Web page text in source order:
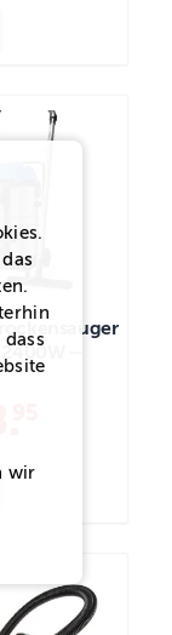
–
wir